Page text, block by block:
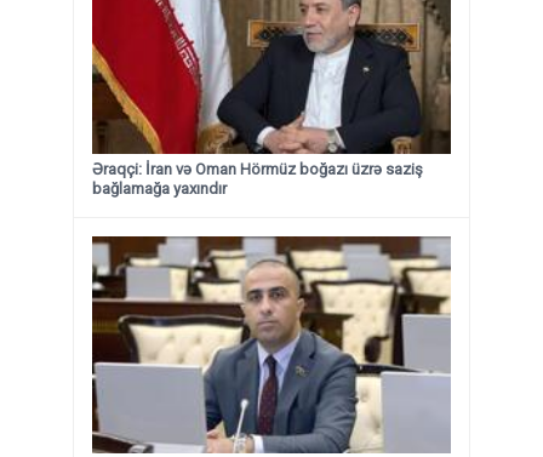
Əraqçi: İran və Oman Hörmüz boğazı üzrə saziş
bağlamağa yaxındır